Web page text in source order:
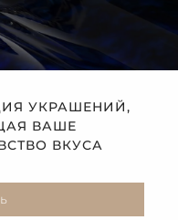
УКРАШЕНИЙ,
ВАШЕ
ВКУСА